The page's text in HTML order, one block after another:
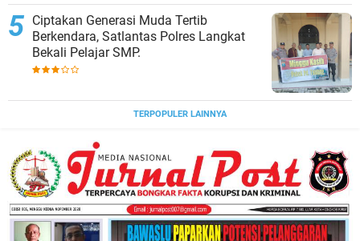
Ciptakan Generasi Muda Tertib
Berkendara, Satlantas Polres Langkat
Bekali Pelajar SMP.
TERPOPULER LAINNYA